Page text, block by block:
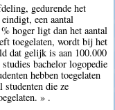
gedurende het
een aantal
hoger ligt dan het aantal
toegelaten, wordt bij het
dat gelijk is aan 100.000
bachelor logopedie
hebben toegelaten
studenten die ze
» .